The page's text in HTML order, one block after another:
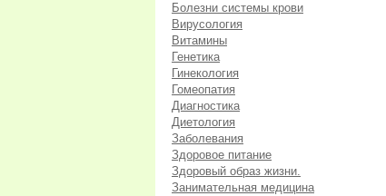
Болезни системы крови
Вирусология
Витамины
Генетика
Гинекология
Гомеопатия
Диагностика
Диетология
Заболевания
Здоровое питание
Здоровый образ жизни.
Занимательная медицина